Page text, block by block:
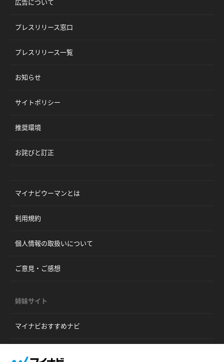
広告について
プレスリリース窓口
プレスリリース一覧
お知らせ
サイトポリシー
推奨環境
お詫びと訂正
マイナビウーマンとは
利用規約
個人情報の取扱いについて
ご意見・ご感想
姉妹サイト
マイナビおすすめナビ